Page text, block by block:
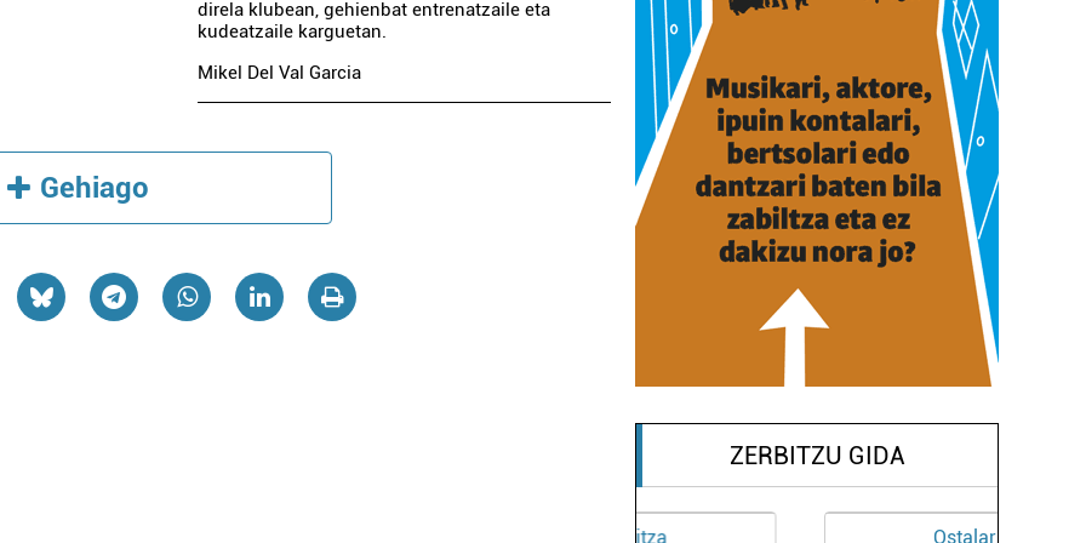
direla klubean, gehienbat entrenatzaile eta
kudeatzaile karguetan.
Mikel Del Val Garcia
Gehiago
ZERBITZU GIDA